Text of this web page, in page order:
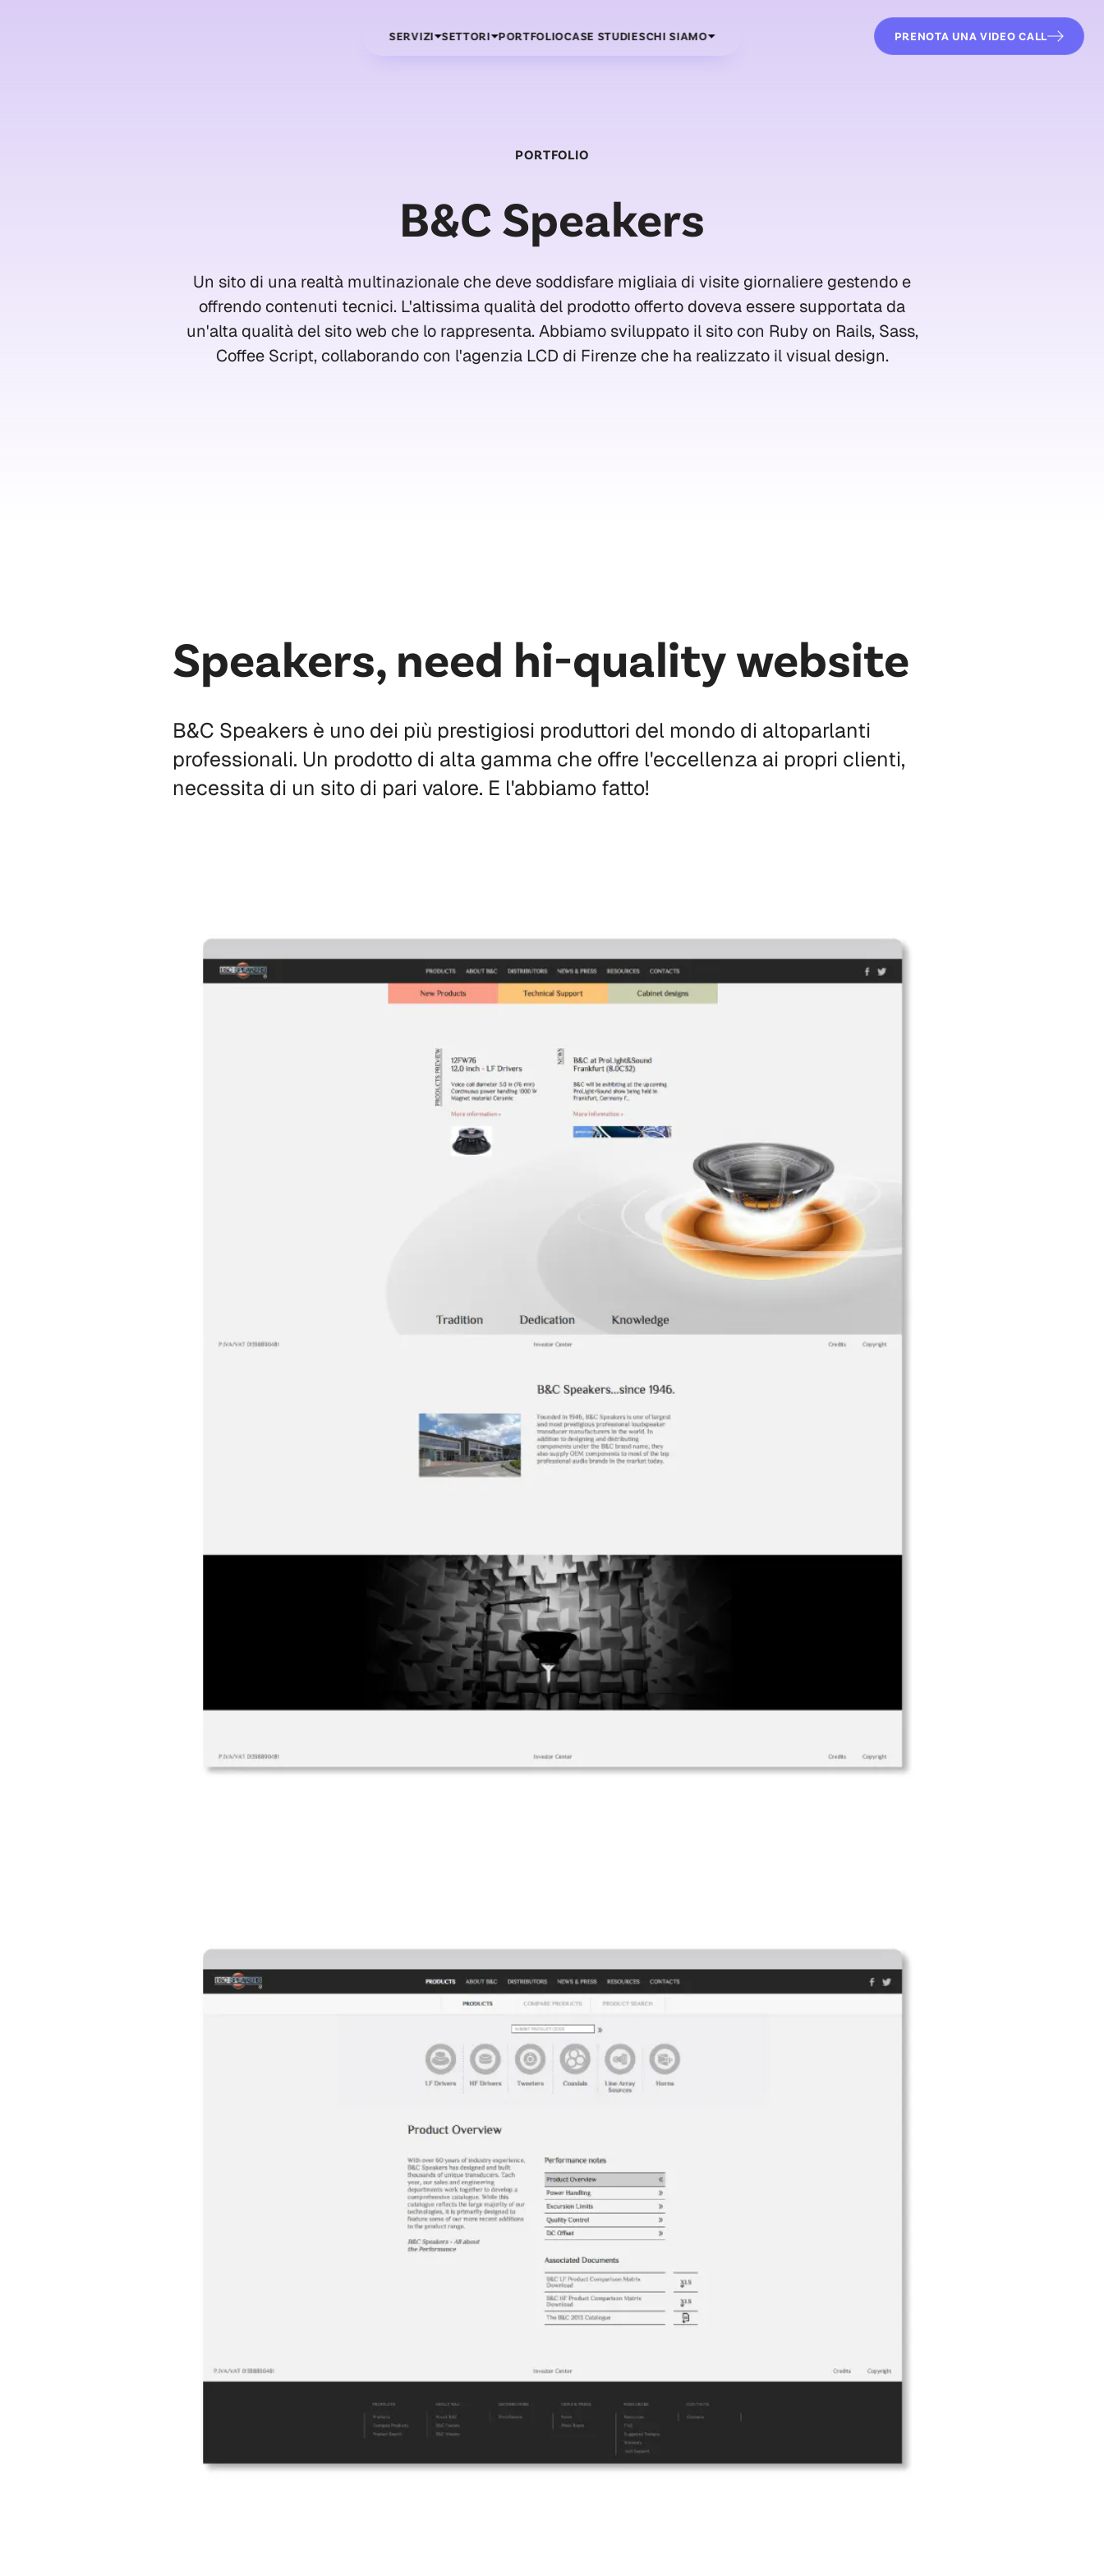
SERVIZI SETTORI PORTFOLIOCASE STUDIESCHI SIAMO PRENOTA UNA VIDEO CALL
PORTFOLIO
B&C Speakers
Un sito di una realtà multinazionale che deve soddisfare migliaia di visite giornaliere gestendo e
offrendo contenuti tecnici. L'altissima qualità del prodotto offerto doveva essere supportata da
un'alta qualità del sito web che lo rappresenta. Abbiamo sviluppato il sito con Ruby on Rails, Sass,
Coffee Script, collaborando con l'agenzia LCD di Firenze che ha realizzato il visual design.
Speakers, need hi-quality website
B&C Speakers è uno dei più prestigiosi produttori del mondo di altoparlanti
professionali. Un prodotto di alta gamma che offre l'eccellenza ai propri clienti,
necessita di un sito di pari valore. E l'abbiamo fatto!